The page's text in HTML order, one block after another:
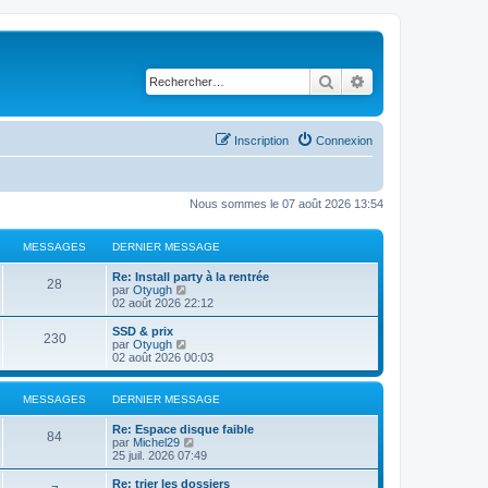
Rechercher
Connexion
Inscription
Nous sommes le 07 août 2026 13:54
MESSAGES DERNIER MESSAGE
28
Re: Install party à la rentrée
par Otyugh
o
n
l
e
r
l
e
d
e
r
n
i
02 août 2026 22:12
230
SSD & prix
par Otyugh
o
n
s
u
e
r
l
e
02 août 2026 00:03
MESSAGES DERNIER MESSAGE
84
Re: Espace disque faible
par Michel29
o
n
s
25 juil. 2026 07:49
Re: trier les dossiers